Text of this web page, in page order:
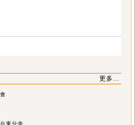
更多…
東分舍